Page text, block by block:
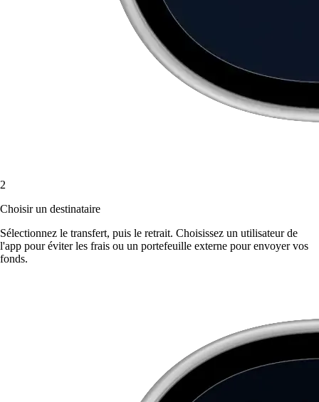
2
Choisir un destinataire
Sélectionnez le transfert, puis le retrait. Choisissez un utilisateur de
l'app pour éviter les frais ou un portefeuille externe pour envoyer vos
fonds.